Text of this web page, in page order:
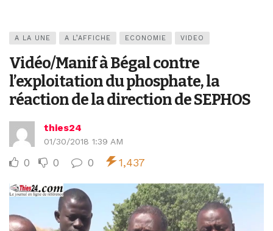
A LA UNE A L’AFFICHE ECONOMIE VIDEO
Vidéo/Manif à Bégal contre
l’exploitation du phosphate, la
réaction de la direction de SEPHOS
thies24
01/30/2018 1:39 AM
0 0 0 1,437